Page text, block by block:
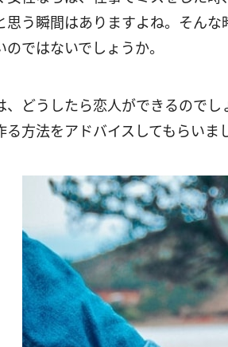
思う瞬間はありますよね。そん
のではないでしょうか。
、どうしたら恋人ができるので
る方法をアドバイスしてもらいま